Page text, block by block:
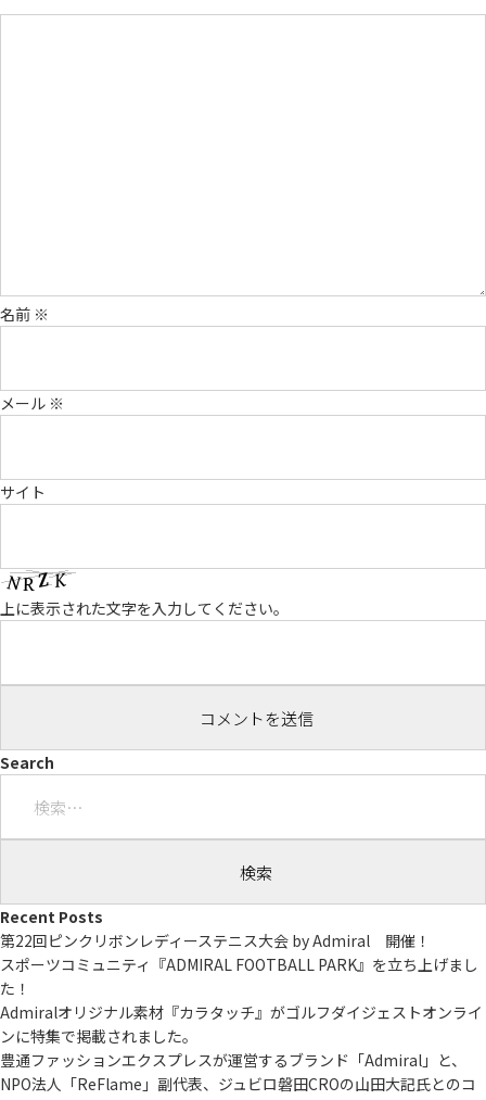
名前 ※
メール ※
サイト
上に表示された文字を入力してください。
Search
Recent Posts
第22回ピンクリボンレディーステニス大会 by Admiral 開催！
スポーツコミュニティ『ADMIRAL FOOTBALL PARK』を立ち上げまし
た！
Admiralオリジナル素材『カラタッチ』がゴルフダイジェストオンライ
ンに特集で掲載されました。
豊通ファッションエクスプレスが運営するブランド「Admiral」と、
NPO法人「ReFlame」副代表、ジュビロ磐田CROの山田大記氏とのコ